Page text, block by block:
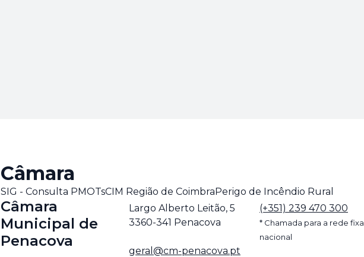
Câmara
SIG - Consulta PMOTsCIM Região de CoimbraPerigo de Incêndio Rural
Câmara
Municipal de
Penacova
Largo Alberto Leitão, 5
3360-341 Penacova
geral@cm-penacova.pt
(+351) 239 470 300
* Chamada para a rede fixa
nacional